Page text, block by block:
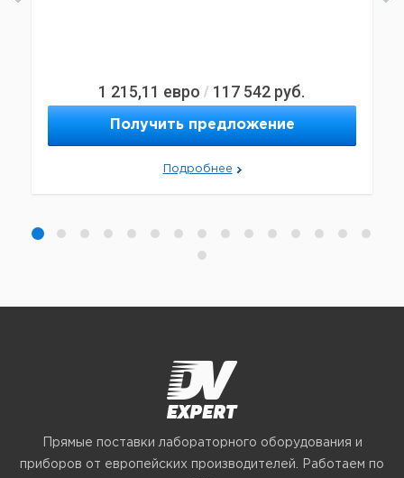
1 215,11 евро / 117 542 руб.
Получить предложение
Подробнее
Прямые поставки лабораторного оборудования и
приборов от европейских производителей. Работаем по